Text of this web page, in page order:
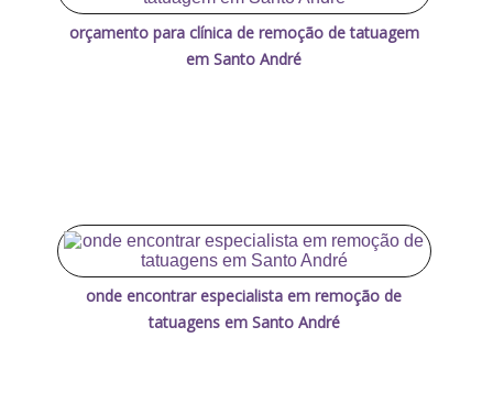
orçamento para clínica de remoção de tatuagem
em Santo André
onde encontrar especialista em remoção de
tatuagens em Santo André